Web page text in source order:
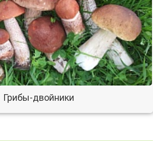
Грибы-двойники